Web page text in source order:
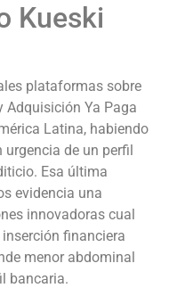
Kueski
plataformas sobre
Adquisición Ya Paga
Latina, habiendo
de un perfil
Esa última
evidencia una
innovadoras cual
financiera
menor abdominal
bancaria.